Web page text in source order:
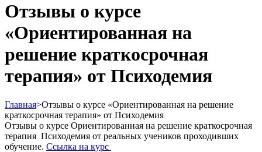
Отзывы о курсе
«Ориентированная на
решение краткосрочная
терапия» от Психодемия
Главная>Отзывы о курсе «Ориентированная на решение
краткосрочная терапия» от Психодемия
Отзывы о курсе Ориентированная на решение краткосрочная
терапия Психодемия от реальных учеников проходивших
обучение. Ссылка на курс